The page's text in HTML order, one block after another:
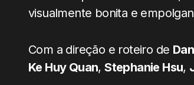
visualmente bonita e
Com a direção e roteiro de
Ke Huy Quan,Stephanie Hsu,